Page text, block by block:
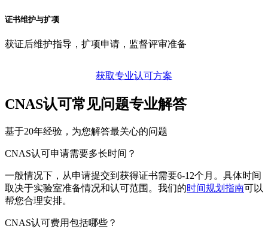
证书维护与扩项
获证后维护指导，扩项申请，监督评审准备
获取专业认可方案
CNAS认可常见问题专业解答
基于20年经验，为您解答最关心的问题
CNAS认可申请需要多长时间？
一般情况下，从申请提交到获得证书需要6-12个月。具体时间
取决于实验室准备情况和认可范围。我们的时间规划指南可以
帮您合理安排。
CNAS认可费用包括哪些？